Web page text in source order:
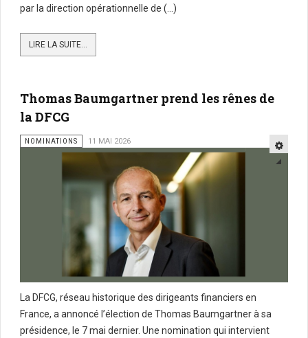
par la direction opérationnelle de (...)
LIRE LA SUITE...
Thomas Baumgartner prend les rênes de
la DFCG
NOMINATIONS 11 MAI 2026
La DFCG, réseau historique des dirigeants financiers en
France, a annoncé l’élection de Thomas Baumgartner à sa
présidence, le 7 mai dernier. Une nomination qui intervient